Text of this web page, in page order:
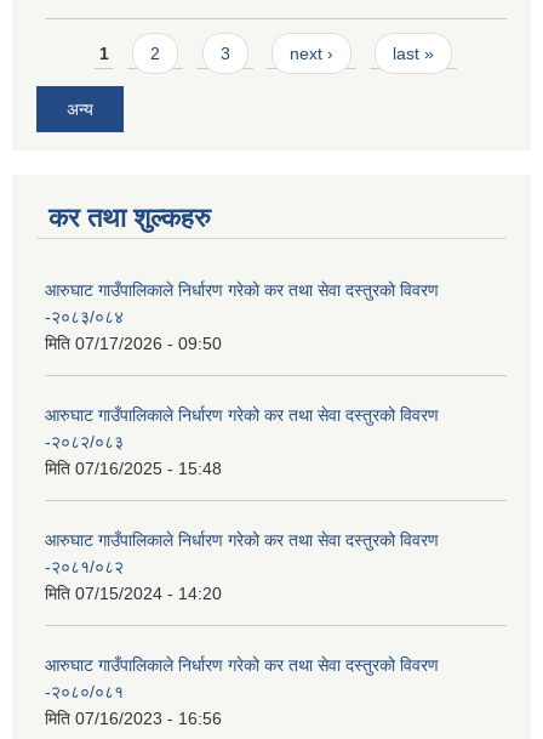
Pages
1 2 3 next › last »
अन्य
कर तथा शुल्कहरु
आरुघाट गाउँपालिकाले निर्धारण गरेको कर तथा सेवा दस्तुरको विवरण
-२०८३/०८४
मिति 07/17/2026 - 09:50
आरुघाट गाउँपालिकाले निर्धारण गरेको कर तथा सेवा दस्तुरको विवरण
-२०८२/०८३
मिति 07/16/2025 - 15:48
आरुघाट गाउँपालिकाले निर्धारण गरेको कर तथा सेवा दस्तुरको विवरण
-२०८१/०८२
मिति 07/15/2024 - 14:20
आरुघाट गाउँपालिकाले निर्धारण गरेको कर तथा सेवा दस्तुरको विवरण
-२०८०/०८१
मिति 07/16/2023 - 16:56